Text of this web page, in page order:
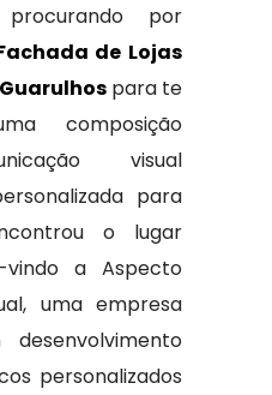
por
de Lojas
para te
composição
visual
para
o lugar
a Aspecto
uma empresa
desenvolvimento
personalizados